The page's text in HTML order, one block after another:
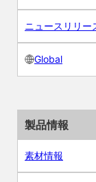
ニュースリリー
Global
製品情報
素材情報